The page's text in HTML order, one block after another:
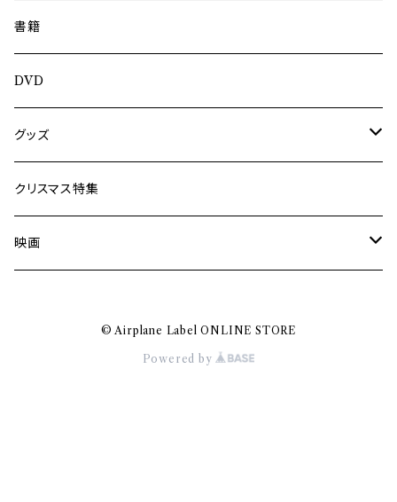
南博
ASA-CHANG
Jun Kawabata
Mooney
ミャンマー伝統音楽
Jun Kawabata
旅の記憶
書籍
DVD
グッズ
Tシャツ
クリスマス特集
映画
© Airplane Label ONLINE STORE
Powered by